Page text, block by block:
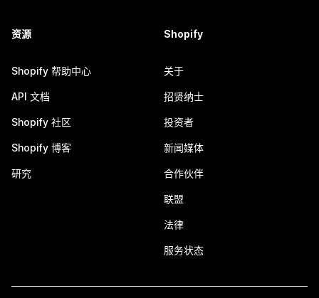
资源
Shopify 帮助中心
API 文档
Shopify 社区
Shopify 博客
研究
Shopify
关于
招贤纳士
投资者
新闻媒体
合作伙伴
联盟
法律
服务状态